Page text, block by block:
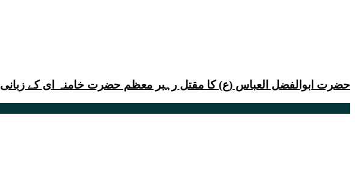
حضرت ابوالفضل العباس (ع) کا مقتل رہبر معظم حضرت خامنہ ای کے زبانی